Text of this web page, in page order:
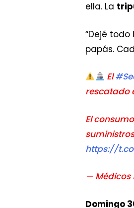
ella. La
“Dejé
papás.
El
rescatado
El
https://
— Médicos
Domingo